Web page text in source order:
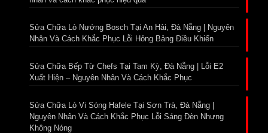
Sửa Chữa Lò Nướng Bosch Tại An Hải, Đà Nẵng | Nguyên
Nhân Và Cách Khắc Phục Lỗi Hỏng Bảng Điều Khiển
Sửa Chữa Bếp Từ Chefs Tại Tam Kỳ, Đà Nẵng | Lỗi E2
Xuất Hiện – Nguyên Nhân Và Cách Khắc Phục
Sửa Chữa Lò Vi Sóng Hafele Tại Sơn Trà, Đà Nẵng |
Nguyên Nhân Và Cách Khắc Phục Lỗi Sáng Đèn Nhưng
Không Nóng